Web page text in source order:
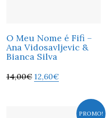
O Meu Nome é Fifi –
Ana Vidosavljevic &
Bianca Silva
14,00€ 12,60€
PROMO!